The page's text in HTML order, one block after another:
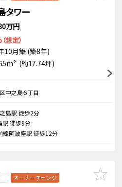
タワー
万円
想定）
10月築 (築8年)
(約17.74坪)
中之島６丁目
島駅 徒歩2分
駅 徒歩9分
線阿波座駅 徒歩12分
オーナーチェンジ